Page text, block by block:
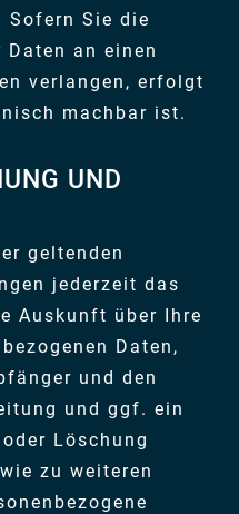
Sofern Sie die
an einen
verlangen, erfolgt
machbar ist.
UND
geltenden
jederzeit das
Auskunft über Ihre
Daten,
und den
und ggf. ein
Löschung
zu weiteren